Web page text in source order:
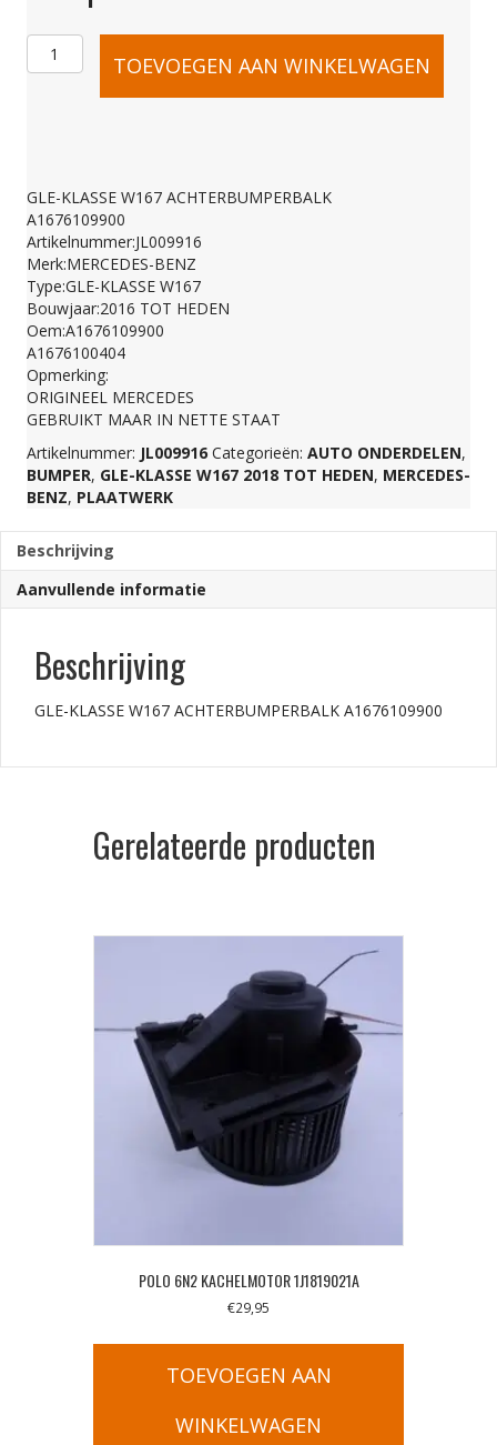
GLE-
W167
A1676109900
aantal
TOEVOEGEN AAN WINKELWAGEN
GLE-KLASSE W167 ACHTERBUMPERBALK
A1676109900
Artikelnummer:JL009916
Merk:MERCEDES-BENZ
Type:GLE-KLASSE W167
Bouwjaar:2016 TOT HEDEN
Oem:A1676109900
A1676100404
Opmerking:
ORIGINEEL MERCEDES
GEBRUIKT MAAR IN NETTE STAAT
Artikelnummer: JL009916 Categorieën: AUTO ONDERDELEN,
BUMPER, GLE-KLASSE W167 2018 TOT HEDEN, MERCEDES-
BENZ, PLAATWERK
Beschrijving
Aanvullende informatie
Beschrijving
GLE-KLASSE W167 ACHTERBUMPERBALK A1676109900
Gerelateerde producten
POLO 6N2 KACHELMOTOR 1J1819021A
€29,95
TOEVOEGEN AAN
WINKELWAGEN